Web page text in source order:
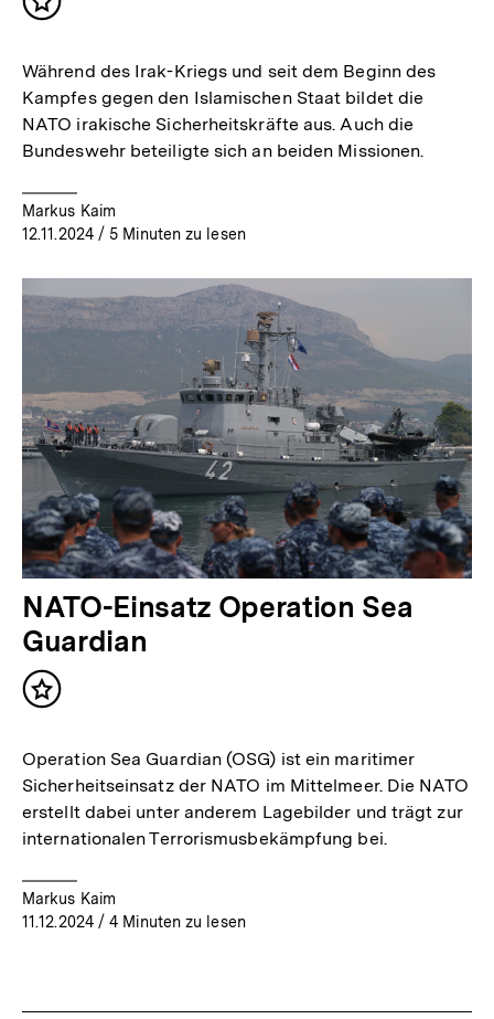
Inhalt
Während des Irak-Kriegs und seit dem Beginn des
Kampfes gegen den Islamischen Staat bildet die
NATO irakische Sicherheitskräfte aus. Auch die
Bundeswehr beteiligte sich an beiden Missionen.
Markus Kaim
12.11.2024/ 5 Minuten zu lesen
NATO-Einsatz Operation Sea
Guardian
Inhalt
Operation Sea Guardian (OSG) ist ein maritimer
Sicherheitseinsatz der NATO im Mittelmeer. Die NATO
erstellt dabei unter anderem Lagebilder und trägt zur
internationalen Terrorismusbekämpfung bei.
Markus Kaim
11.12.2024/ 4 Minuten zu lesen